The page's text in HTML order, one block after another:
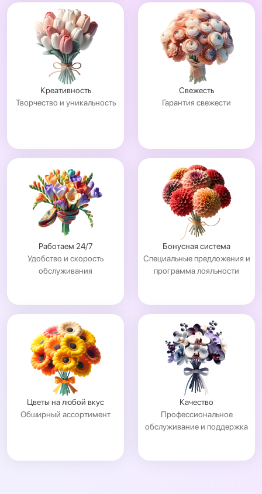
Креативность
Творчество и уникальность
Свежесть
Гарантия свежести
Работаем 24/7
Удобство и скорость
обслуживания
Бонусная система
Специальные предложения и
программа лояльности
Цветы на любой вкус
Обширный ассортимент
Качество
Профессиональное
обслуживание и поддержка